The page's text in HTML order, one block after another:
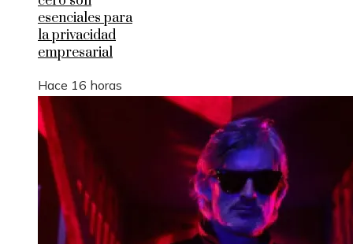
esenciales para
la privacidad
empresarial
Hace 16 horas